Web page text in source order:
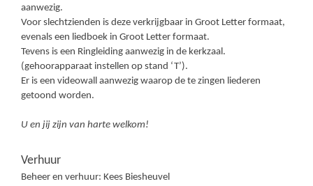
aanwezig.
Voor slechtzienden is deze verkrijgbaar in Groot Letter formaat,
evenals een liedboek in Groot Letter formaat.
Tevens is een Ringleiding aanwezig in de kerkzaal.
(gehoorapparaat instellen op stand ‘T’).
Er is een videowall aanwezig waarop de te zingen liederen
getoond worden.
U en jij zijn van harte welkom!
Verhuur
Beheer en verhuur: Kees Biesheuvel